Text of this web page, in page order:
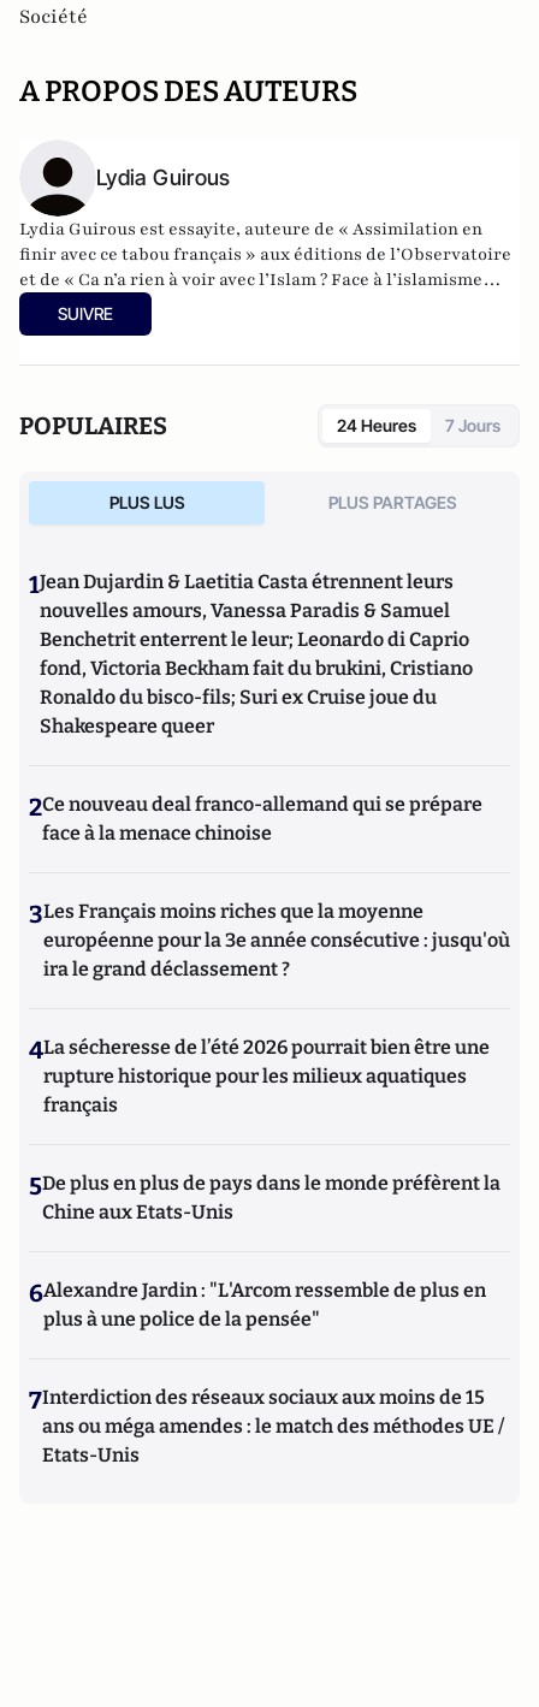
Société
A PROPOS DES AUTEURS
Lydia Guirous
Lydia Guirous est essayite, auteure de « Assimilation en
finir avec ce tabou français » aux éditions de l’Observatoire
et de « Ca n’a rien à voir avec l’Islam ? Face à l’islamisme
réveillons-nous » aux éditions Plon, réédition en version
augmentée et inédite.
SUIVRE
POPULAIRES 24 Heures 7 Jours
PLUS LUS PLUS PARTAGES
1Jean Dujardin & Laetitia Casta étrennent leurs
nouvelles amours, Vanessa Paradis & Samuel
Benchetrit enterrent le leur; Leonardo di Caprio
fond, Victoria Beckham fait du brukini, Cristiano
Ronaldo du bisco-fils; Suri ex Cruise joue du
Shakespeare queer
2Ce nouveau deal franco-allemand qui se prépare
face à la menace chinoise
3Les Français moins riches que la moyenne
européenne pour la 3e année consécutive : jusqu'où
ira le grand déclassement ?
4La sécheresse de l’été 2026 pourrait bien être une
rupture historique pour les milieux aquatiques
français
5De plus en plus de pays dans le monde préfèrent la
Chine aux Etats-Unis
6Alexandre Jardin : "L'Arcom ressemble de plus en
plus à une police de la pensée"
7Interdiction des réseaux sociaux aux moins de 15
ans ou méga amendes : le match des méthodes UE /
Etats-Unis